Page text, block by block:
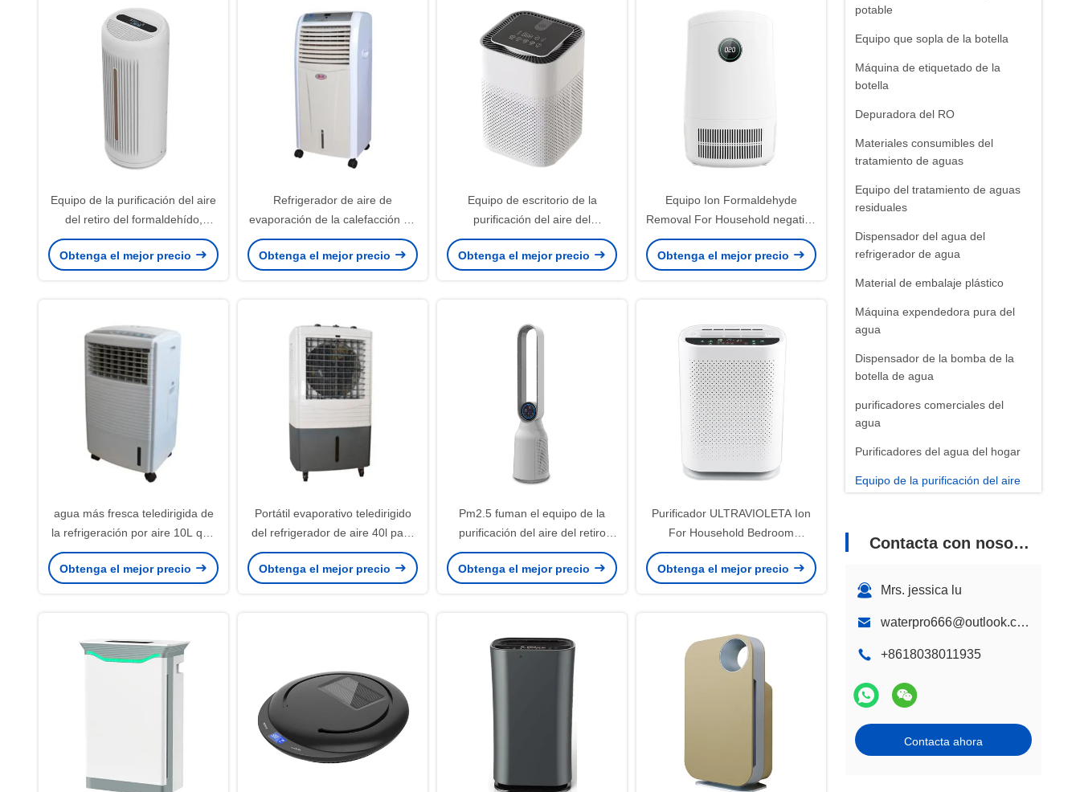
potable
Equipo que sopla de la botella
Máquina de etiquetado de la
botella
Depuradora del RO
Materiales consumibles del
tratamiento de aguas
Equipo del tratamiento de aguas
residuales
Dispensador del agua del
refrigerador de agua
Material de embalaje plástico
Máquina expendedora pura del
agua
Dispensador de la bomba de la
botella de agua
purificadores comerciales del
agua
Purificadores del agua del hogar
Equipo de la purificación del aire
Contacta con nosotros
Mrs. jessica lu
waterpro666@outlook.com
+8618038011935
Contacta ahora
Equipo de la purificación del aire
del retiro del formaldehído,
esterilizador ULTRAVIOLETA del
aire de la fragancia
Obtenga el mejor precio
Refrigerador de aire de
evaporación de la calefacción de
la refrigeración por aire 8.5L
teledirigido para el sitio grande
Obtenga el mejor precio
Equipo de escritorio de la
purificación del aire del
Aromatherapy con la
esterilización UVC
Obtenga el mejor precio
Equipo Ion Formaldehyde
Removal For Household negativo
de la purificación del aire de la
encimera
Obtenga el mejor precio
agua más fresca teledirigida de
la refrigeración por aire 10L que
se evapora para el sitio grande
Obtenga el mejor precio
Portátil evaporativo teledirigido
del refrigerador de aire 40l para
al aire libre interior
Obtenga el mejor precio
Pm2.5 fuman el equipo de la
purificación del aire del retiro
para el hogar
Obtenga el mejor precio
Purificador ULTRAVIOLETA Ion
For Household Bedroom
negativo del aire del retiro del
olor
Obtenga el mejor precio